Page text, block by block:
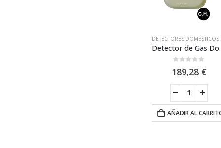
Detector de Gas
189,28 €
AÑADIR AL